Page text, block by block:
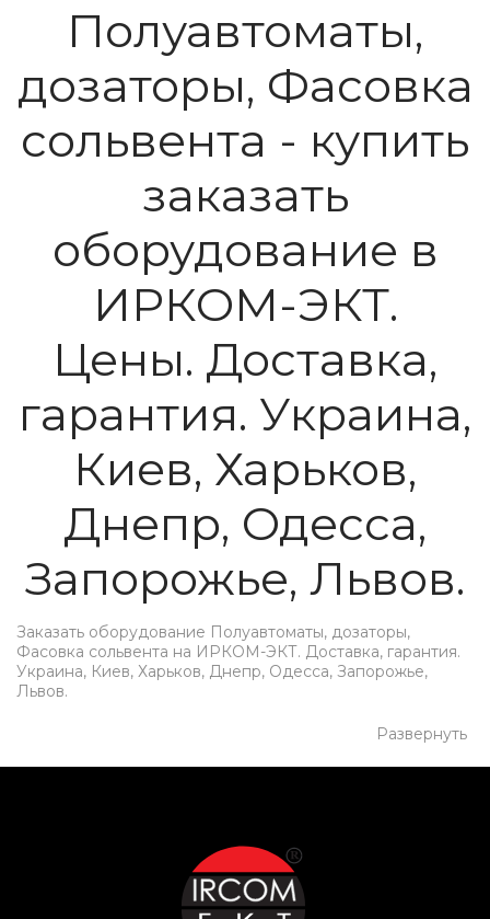
Полуавтоматы,
дозаторы, Фасовка
сольвента - купить
заказать
оборудование в
ИРКОМ-ЭКТ.
Цены. Доставка,
гарантия. Украина,
Киев, Харьков,
Днепр, Одесса,
Запорожье, Львов.
Заказать оборудование Полуавтоматы, дозаторы,
Фасовка сольвента на ИРКОМ-ЭКТ. Доставка, гарантия.
Украина, Киев, Харьков, Днепр, Одесса, Запорожье,
Львов.
Развернуть